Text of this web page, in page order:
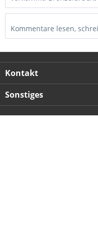
Kommentare lesen,
Kontakt
Sonstiges